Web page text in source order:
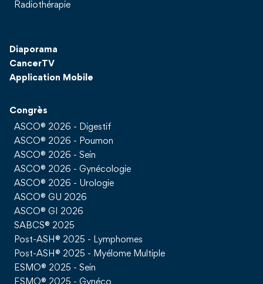
Radiothérapie
Diaporama
CancerTV
Application Mobile
Congrès
ASCO® 2026 - Digestif
ASCO® 2026 - Poumon
ASCO® 2026 - Sein
ASCO® 2026 - Gynécologie
ASCO® 2026 - Urologie
ASCO® GU 2026
ASCO® GI 2026
SABCS® 2025
Post-ASH® 2025 - Lymphomes
Post-ASH® 2025 - Myélome Multiple
ESMO® 2025 - Sein
ESMO® 2025 - Gynéco